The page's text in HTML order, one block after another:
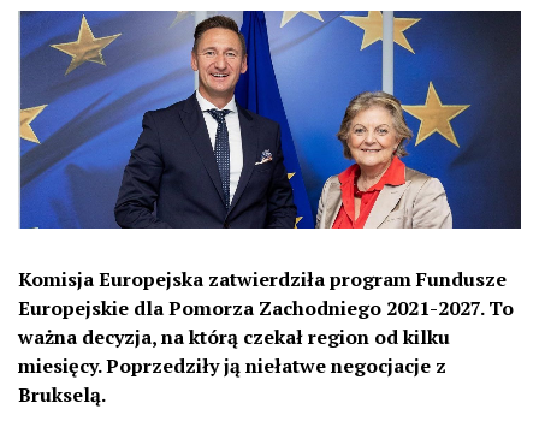
Komisja Europejska zatwierdziła program Fundusze
Europejskie dla Pomorza Zachodniego 2021-2027. To
ważna decyzja, na którą czekał region od kilku
miesięcy. Poprzedziły ją niełatwe negocjacje z
Brukselą.